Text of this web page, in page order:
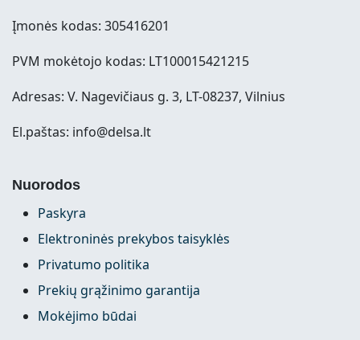
Įmonės kodas: 305416201
PVM mokėtojo kodas: LT100015421215
Adresas: V. Nagevičiaus g. 3, LT-08237, Vilnius
El.paštas: info@delsa.lt
Nuorodos
Paskyra
Elektroninės prekybos taisyklės
Privatumo politika
Prekių grąžinimo garantija
Mokėjimo būdai